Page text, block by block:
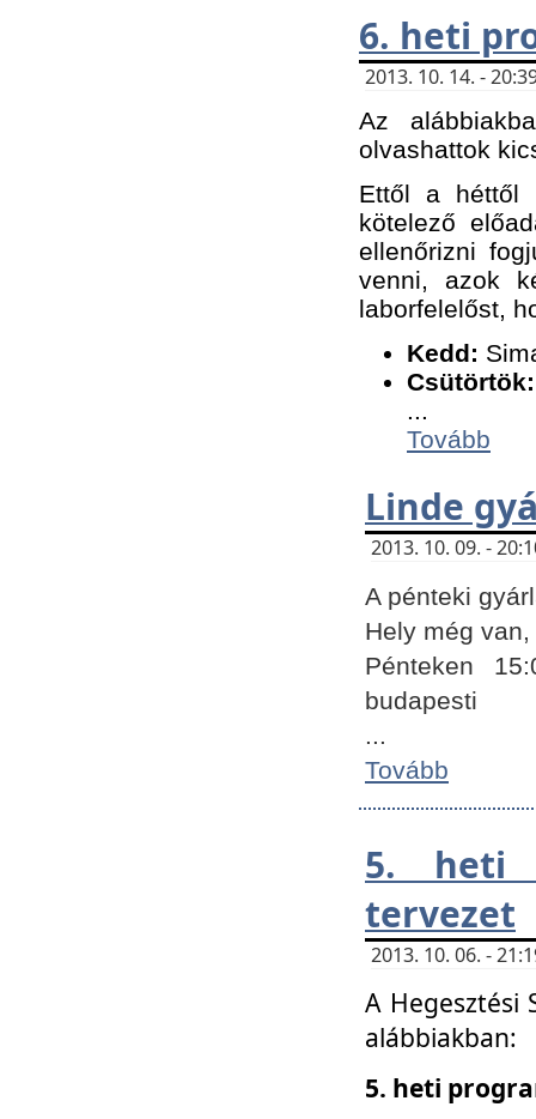
6. heti
2013. 10. 14. -
Az
olvashattok
Ettől a héttől
kötelező
ellenőrizni
venni, azok
laborfelelőst,
Kedd:
Csütörtök:
...
Tovább
Linde
2013. 10. 09. -
A pénteki
Hely még
Pénteken
budapesti
...
Tovább
5. heti
tervezet
2013. 10. 06. -
A Hegesztési
alábbiakban:
5. heti